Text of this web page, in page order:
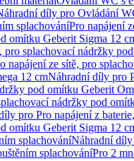
díly pro Ovládání
splachováníPro napájení
omítku Geberit Sigma 12
pro splachovací nádržky
napájení ze sítě, pro
12 cmNáhradní díly pro
pod omítku Geberit
nádržky pod
pro Pro napájení z
omítku Geberit Sigma 12
splachováníNáhradní
splachováníPro 2